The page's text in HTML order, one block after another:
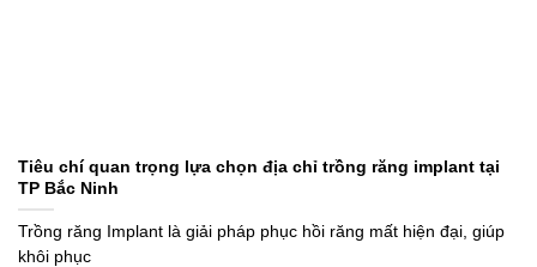
Tiêu chí quan trọng lựa chọn địa chỉ trồng răng implant tại
TP Bắc Ninh
Trồng răng Implant là giải pháp phục hồi răng mất hiện đại, giúp
khôi phục